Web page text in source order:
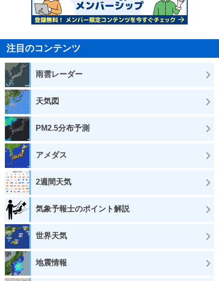
注目のコンテンツ
雨雲レーダー
天気図
PM2.5分布予測
アメダス
2週間天気
気象予報士のポイント解説
世界天気
地震情報